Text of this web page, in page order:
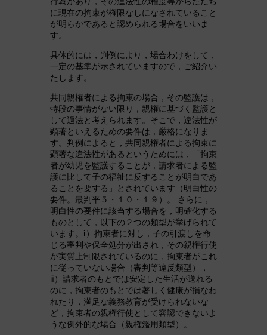
に現在の拘束が権限なしになされていること
が明らかであると認められる場合をいいま
す。
具体的には，判例により，場合わけをして，
一定の基準が示されていますので，ご紹介い
たします。
共同親権者による拘束の場合，その監護は，
特段の事情がない限り，親権に基づく監護と
して適法と考えられます。そこで，違法性が
顕著といえるための要件は，厳格になりま
す。判例によると，共同親権者による拘束に
顕著な違法性があるというためには，「拘束
者が幼児を監護することが，請求者による監
護に比して子の福祉に反することが明白であ
ることを要する」とされています（明白性の
要件。最判平５・１０・１９）。 さらに，
明白性の要件に該当する場合を，明確化する
ものとして，以下の２つの類型が挙げられて
います。ⅰ）拘束者に対し，子の引渡しを命
じる審判や保全処分が出され，その親権行使
が実質上制限されているのに，拘束者がこれ
に従っていない場合（審判等違反類型），
ⅱ）請求者のもとでは安定した生活が送れる
のに，拘束者のもとでは著しく健康が損なわ
れたり，満足な義務教育が受けられないな
ど，拘束者の親権行使として容認できないよ
うな例外的な場合（親権濫用類型）。